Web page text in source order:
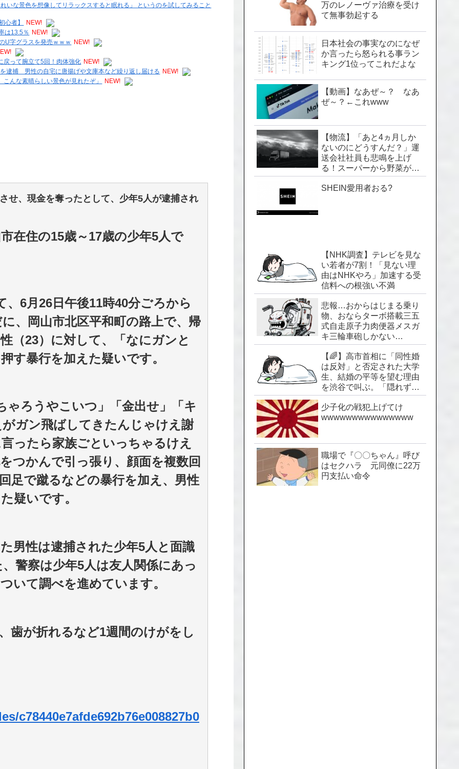
いな景色を想像してリラックスすると眠れる」 というのを試してみること
心者】
NEW!
は13.5％
NEW!
U字グラスを発売ｗｗｗ
NEW!
って腕立て5回！肉体強化 NEW!
逮捕 男性の自宅に唐揚げや文庫本など繰り返し届ける NEW!
んな素晴らしい景色が見れたぞ」
NEW!
せ、現金を奪ったとして、少年5人が逮捕され
在住の15歳～17歳の少年5人で
6月26日午後11時40分ごろから
、岡山市北区平和町の路上で、帰
（23）に対して、「なにガンと
す暴行を加えた疑いです。
ゃろうやこいつ」「金出せ」「キ
ガン飛ばしてきたんじゃけえ謝
ったら家族ごといっちゃるけえ
つかんで引っ張り、顔面を複数回
足で蹴るなどの暴行を加え、男性
疑いです。
男性は逮捕された少年5人と面識
警察は少年5人は友人関係にあっ
いて調べを進めています。
歯が折れるなど1週間のけがをし
c78440e7afde692b76e008827b0
万のレノーヴァ治療を受け
て無事勃起する
日本社会の事実なのになぜ
か言ったら怒られる事ラン
キング1位ってこれだよな
【動画】なあぜ～？ なあ
ぜ～？←これwww
【物流】「あと4ヵ月しか
ないのにどうすんだ？」運
送会社社員も悲鳴を上げ
る！スーパーから野菜が消
える「2024年問題」のヤバ
い実情
SHEIN愛用者おる?
【NHK調査】テレビを見な
い若者が7割！「見ない理
由はNHKやろ」加速する受
信料への根強い不満
悲報…おからはじまる乗り
物、おならターボ搭載三五
式自走原子力肉便器メスガ
キ三輪車砲しかない…
【🌈】高市首相に「同性婚
は反対」と否定された大学
生、結婚の平等を望む理由
を渋谷で叫ぶ。「隠れずに
生きられる社会を」
少子化の戦犯上げてけ
wwwwwwwwwwwwwww
職場で『〇〇ちゃん』呼び
はセクハラ 元同僚に22万
円支払い命令